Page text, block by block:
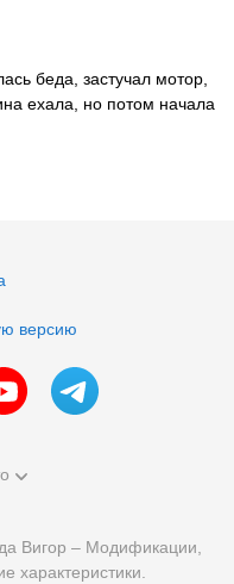
беда, застучал мотор,
ехала, но потом начала
версию
Вигор – Модификации,
характеристики.